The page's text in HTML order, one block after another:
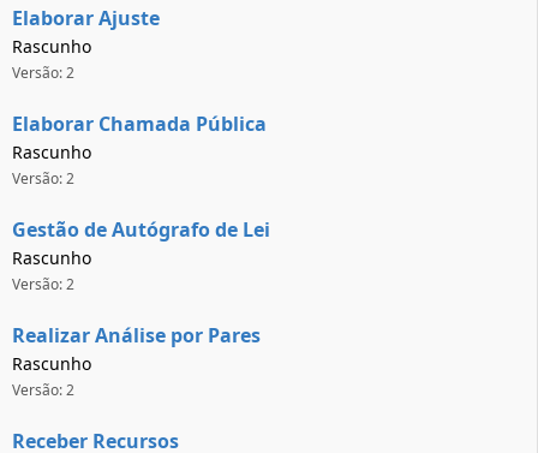
Elaborar Ajuste
Rascunho
Versão: 2
Elaborar Chamada Pública
Rascunho
Versão: 2
Gestão de Autógrafo de Lei
Rascunho
Versão: 2
Realizar Análise por Pares
Rascunho
Versão: 2
Receber Recursos